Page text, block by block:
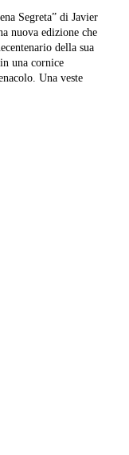
Segreta” di Javier
nuova edizione che
della sua
una cornice
veste